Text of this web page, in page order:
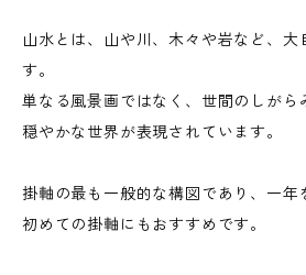
山水とは、山や川、木々や岩など、大
す。
単なる風景画ではなく、世間のしがら
穏やかな世界が表現されています。
掛軸の最も一般的な構図であり、一年
初めての掛軸にもおすすめです。